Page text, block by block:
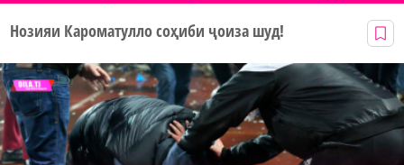
Нозияи Кароматулло соҳиби ҷоиза шуд!